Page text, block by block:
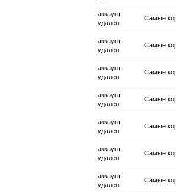
аккаунт
удален
Самые
аккаунт
удален
Самые
аккаунт
удален
Самые
аккаунт
удален
Самые
аккаунт
удален
Самые
аккаунт
удален
Самые
аккаунт
удален
Самые